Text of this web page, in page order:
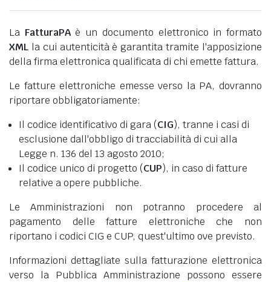
La FatturaPAè un documento elettronico in formato
XML la cui autenticità è garantita tramite l'apposizione
della firma elettronica qualificata di chi emette fattura.
Le fatture elettroniche emesse verso la PA, dovranno
riportare obbligatoriamente:
Il codice identificativo di gara (CIG), tranne i casi di
esclusione dall'obbligo di tracciabilità di cui alla
Legge n. 136 del 13 agosto 2010;
Il codice unico di progetto (CUP), in caso di fatture
relative a opere pubbliche.
Le Amministrazioni non potranno procedere al
pagamento delle fatture elettroniche che non
riportano i codici CIG e CUP, quest'ultimo ove previsto.
Informazioni dettagliate sulla fatturazione elettronica
verso la Pubblica Amministrazione possono essere